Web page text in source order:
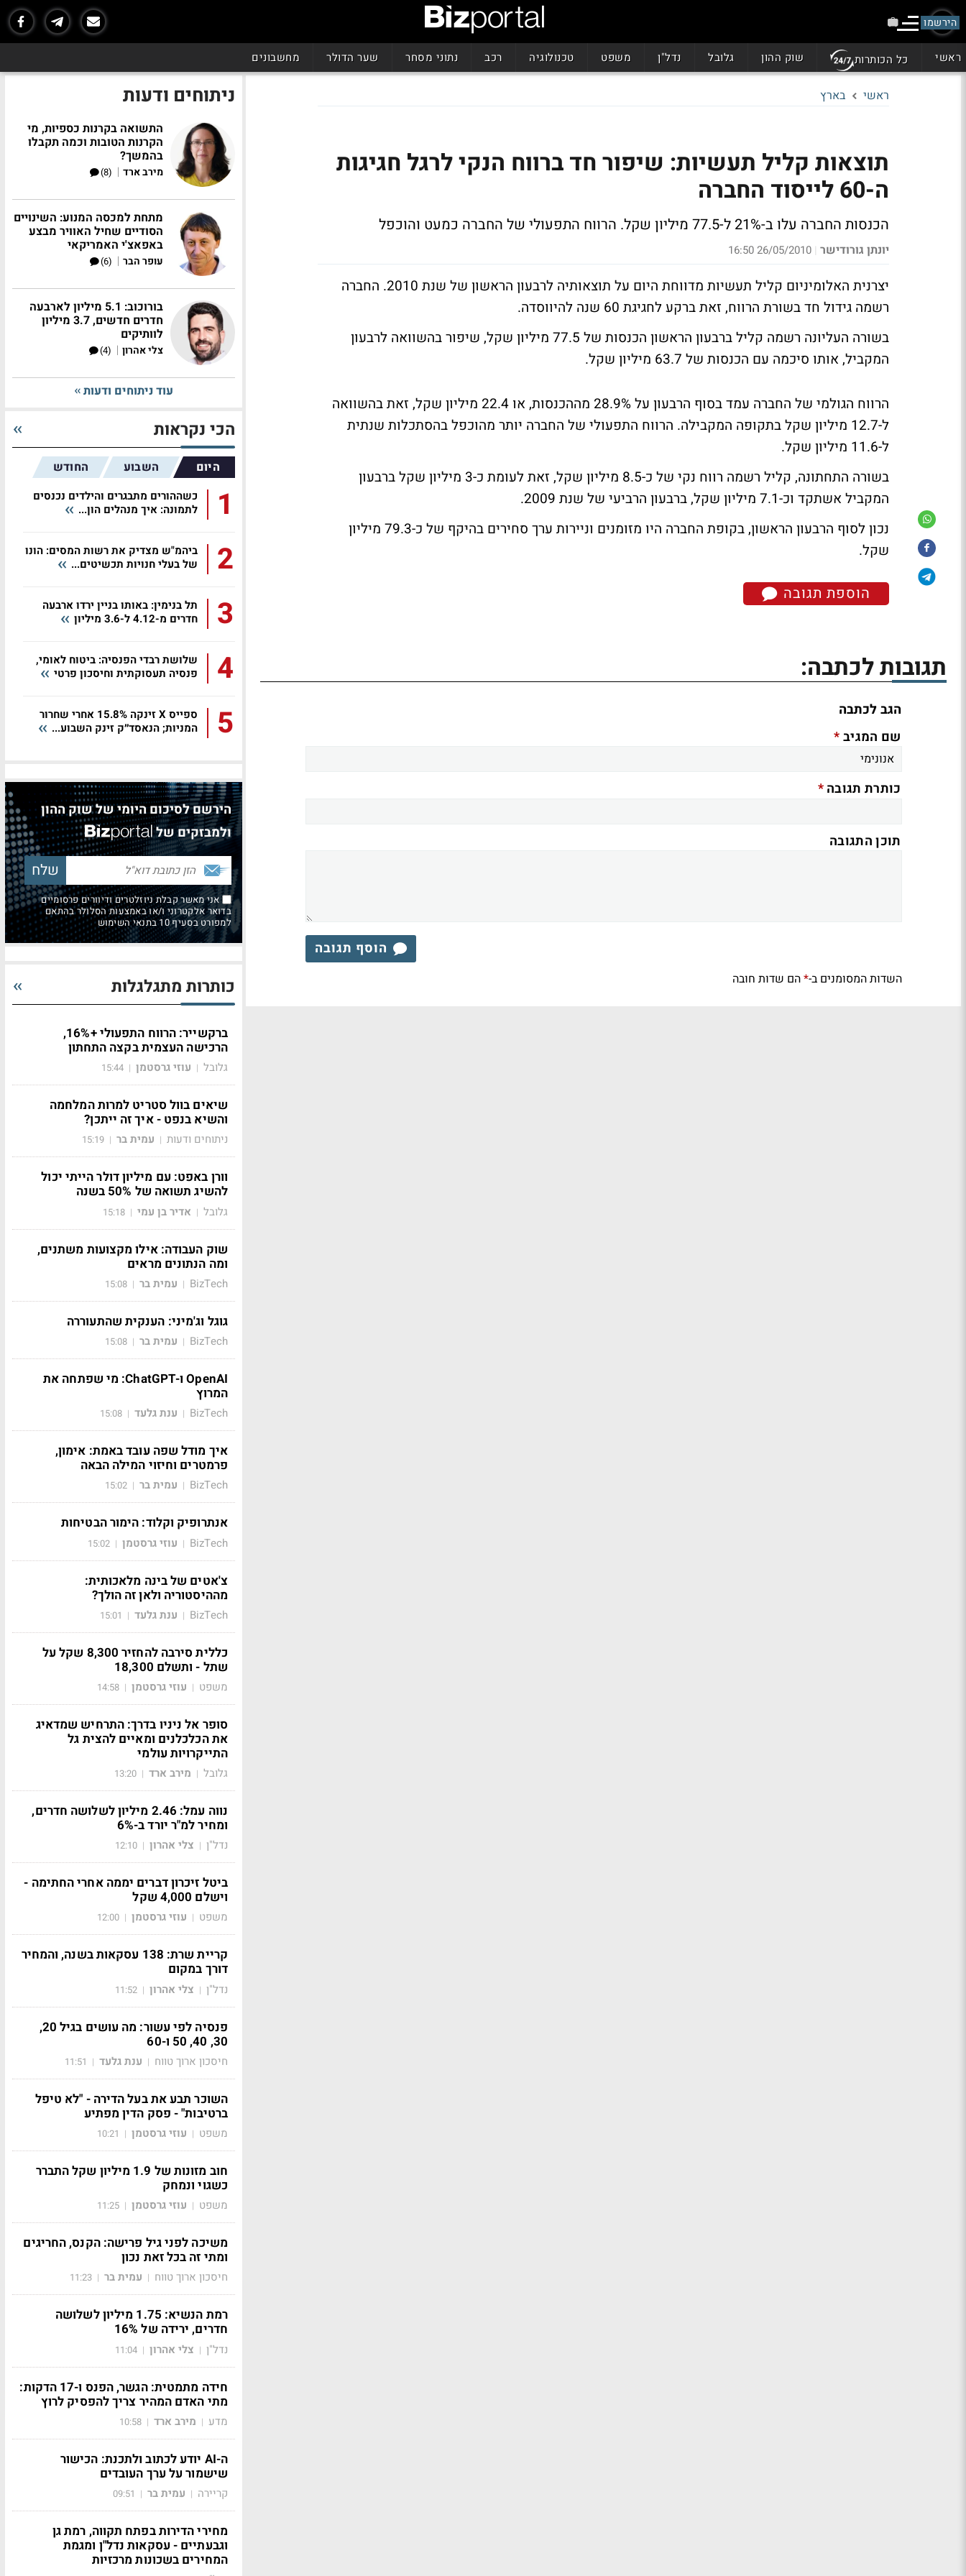
הירשמו
ראשי כל הכותרות שוק ההון גלובל נדל"ן משפט טכנולוגיה רכב נתוני מסחר שער הדולר מחשבונים
ראשי בארץ
תוצאות קליל תעשיות: שיפור חד ברווח הנקי לרגל חגיגות
ה-60 לייסוד החברה
הכנסות החברה עלו ב-21% ל-77.5 מיליון שקל. הרווח התפעולי של החברה כמעט והוכפל
יונתן גורודישר |
26/05/2010 16:50
יצרנית האלומיניום קליל תעשיות מדווחת היום על תוצאותיה לרבעון הראשון של שנת 2010. החברה
רשמה גידול חד בשורת הרווח, זאת ברקע לחגיגת 60 שנה להיווסדה.
בשורה העליונה רשמה קליל ברבעון הראשון הכנסות של 77.5 מיליון שקל, שיפור בהשוואה לרבעון
המקביל, אותו סיכמה עם הכנסות של 63.7 מיליון שקל.
הרווח הגולמי של החברה עמד בסוף הרבעון על 28.9% מההכנסות, או 22.4 מיליון שקל, זאת בהשוואה
ל-12.7 מיליון שקל בתקופה המקבילה. הרווח התפעולי של החברה יותר מהוכפל בהסתכלות שנתית
ל-11.6 מיליון שקל.
בשורה התחתונה, קליל רשמה רווח נקי של כ-8.5 מיליון שקל, זאת לעומת כ-3 מיליון שקל ברבעון
המקביל אשתקד וכ-7.1 מיליון שקל, ברבעון הרביעי של שנת 2009.
נכון לסוף הרבעון הראשון, בקופת החברה היו מזומנים וניירות ערך סחירים בהיקף של כ-79.3 מיליון
שקל.
הוספת תגובה
תגובות לכתבה:
הגב לכתבה
שם המגיב*
כותרת תגובה*
תוכן התגובה
הוסף תגובה
השדות המסומנים ב-*הם שדות חובה
ניתוחים ודעות
התשואה בקרנות כספיות, מי
הקרנות הטובות וכמה תקבלו
בהמשך?
מירב ארד |
(8)
מתחת למכסה המנוע: השינויים
הסודיים שחיל האוויר מבצע
באפאצ'י האמריקאי
עופר הבר |
(6)
בורוכוב: 5.1 מיליון לארבעה
חדרים חדשים, 3.7 מיליון
לוותיקים
צלי אהרון |
(4)
עוד ניתוחים ודעות
הכי נקראות
היום השבוע החודש
1
כשההורים מתבגרים והילדים נכנסים
לתמונה: איך מנהלים הון...
2
ביהמ"ש מצדיק את רשות המסים: הונו
של בעלי חנויות תכשיטים...
3
תל בנימין: באותו בניין ירדו ארבעה
חדרים מ-4.12 ל-3.6 מיליון
4
שלושת רבדי הפנסיה: ביטוח לאומי,
פנסיה תעסוקתית וחיסכון פרטי
5
ספייס X זינקה 15.8% אחרי שחרור
המניות; הנאסד״ק זינק השבוע...
הירשם לסיכום היומי של שוק ההון
ולמבזקים של
אני מאשר קבלת ניוזלטרים ודיוורים פרסומיים
בדואר אלקטרוני ו/או באמצעות הסלולר בהתאם
למפורט בסעיף 10 בתנאי השימוש
כותרות מתגלגלות
ברקשייר: הרווח התפעולי +16%,
הרכישה העצמית בקצה התחתון
גלובל | עוזי גרסטמן |
15:44
שיאים בוול סטריט למרות המלחמה
והשיא בנפט - איך זה ייתכן?
ניתוחים ודעות | עמית בר |
15:19
וורן באפט: עם מיליון דולר הייתי יכול
להשיג תשואה של 50% בשנה
גלובל | אדיר בן עמי |
15:18
שוק העבודה: אילו מקצועות משתנים,
ומה הנתונים מראים
BizTech
| עמית בר |
15:08
גוגל וג'מיני: הענקית שהתעוררה
BizTech
| עמית בר |
15:08
OpenAI ו-ChatGPT: מי שפתחה את
המרוץ
BizTech
| ענת גלעד |
15:08
איך מודל שפה עובד באמת: אימון,
פרמטרים וחיזוי המילה הבאה
BizTech
| עמית בר |
15:02
אנתרופיק וקלוד: הימור הבטיחות
BizTech
| עוזי גרסטמן |
15:02
צ'אטים של בינה מלאכותית:
מההיסטוריה ולאן זה הולך?
BizTech
| ענת גלעד |
15:01
כללית סירבה להחזיר 8,300 שקל על
שתל - ותשלם 18,300
משפט | עוזי גרסטמן |
14:58
סופר אל ניניו בדרך: התרחיש שמדאיג
את הכלכלנים ומאיים להצית גל
התייקרויות עולמי
גלובל | מירב ארד |
13:20
נווה עמל: 2.46 מיליון לשלושה חדרים,
ומחיר למ"ר יורד ב-6%
נדל"ן | צלי אהרון |
12:10
ביטל זיכרון דברים יממה אחרי החתימה -
וישלם 4,000 שקל
משפט | עוזי גרסטמן |
12:00
קריית שרת: 138 עסקאות בשנה, והמחיר
דורך במקום
נדל"ן | צלי אהרון |
11:52
פנסיה לפי עשור: מה עושים בגיל 20,
30, 40, 50 ו-60
חיסכון ארוך טווח | ענת גלעד |
11:51
השוכר תבע את בעל הדירה - "לא טיפל
ברטיבות" - פסק הדין מפתיע
משפט | עוזי גרסטמן |
10:21
חוב מזונות של 1.9 מיליון שקל התברר
כשגוי ונמחק
משפט | עוזי גרסטמן |
11:25
משיכה לפני גיל פרישה: הקנס, החריגים
ומתי זה בכל זאת נכון
חיסכון ארוך טווח | עמית בר |
11:23
רמת הנשיא: 1.75 מיליון לשלושה
חדרים, ירידה של 16%
נדל"ן | צלי אהרון |
11:04
חידה מתמטית: הגשר, הפנס ו-17 הדקות:
מתי האדם המהיר צריך להפסיק לרוץ
מדע | מירב ארד |
10:58
ה-AI יודע לכתוב ולתכנת: הכישור
שישמור על ערך העובדים
קריירה | עמית בר |
09:51
מחירי הדירות בפתח תקווה, רמת גן
וגבעתיים - עסקאות נדל"ן ומגמת
המחירים בשכונות מרכזיות